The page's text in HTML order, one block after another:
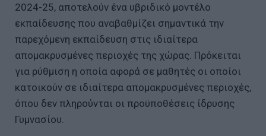
2024-25, αποτελούν ένα υβριδικό μοντέλο
εκπαίδευσης που αναβαθμίζει σημαντικά την
παρεχόμενη εκπαίδευση στις ιδιαίτερα
απομακρυσμένες περιοχές της χώρας. Πρόκειται
για ρύθμιση η οποία αφορά σε μαθητές οι οποίοι
κατοικούν σε ιδιαίτερα απομακρυσμένες περιοχές,
όπου δεν πληρούνται οι προϋποθέσεις ίδρυσης
Γυμνασίου.